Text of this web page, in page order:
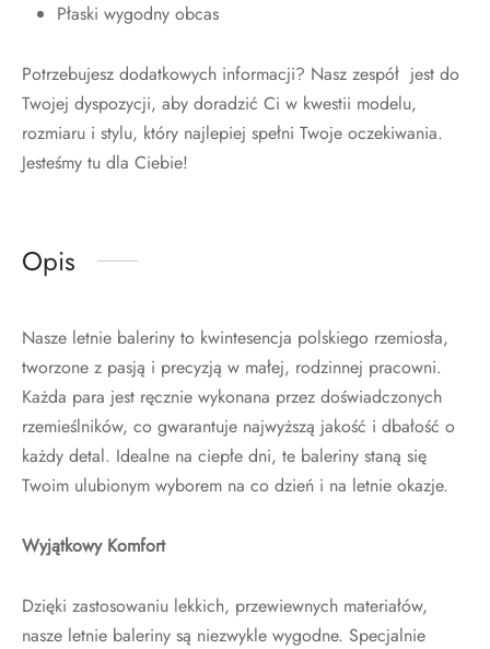
Płaski wygodny obcas
Potrzebujesz dodatkowych informacji? Nasz zespół jest do
Twojej dyspozycji, aby doradzić Ci w kwestii modelu,
rozmiaru i stylu, który najlepiej spełni Twoje oczekiwania.
Jesteśmy tu dla Ciebie!
Opis
Nasze letnie baleriny to kwintesencja polskiego rzemiosła,
tworzone z pasją i precyzją w małej, rodzinnej pracowni.
Każda para jest ręcznie wykonana przez doświadczonych
rzemieślników, co gwarantuje najwyższą jakość i dbałość o
każdy detal. Idealne na ciepłe dni, te baleriny staną się
Twoim ulubionym wyborem na co dzień i na letnie okazje.
Wyjątkowy Komfort
Dzięki zastosowaniu lekkich, przewiewnych materiałów,
nasze letnie baleriny są niezwykle wygodne. Specjalnie